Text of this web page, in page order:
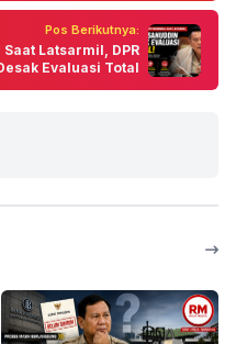
Pos Berikutnya:
Latsarmil, DPR
Evaluasi Total